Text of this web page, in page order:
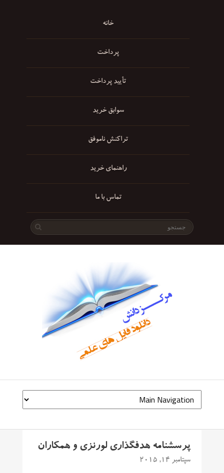
خانه
پرداخت
تأیید پرداخت
سوابق خرید
تراکنش ناموفق
راهنمای خرید
تماس با ما
پرسشنامه هدفگذاری لورنزی و همکاران
سپتامبر 14, 2015